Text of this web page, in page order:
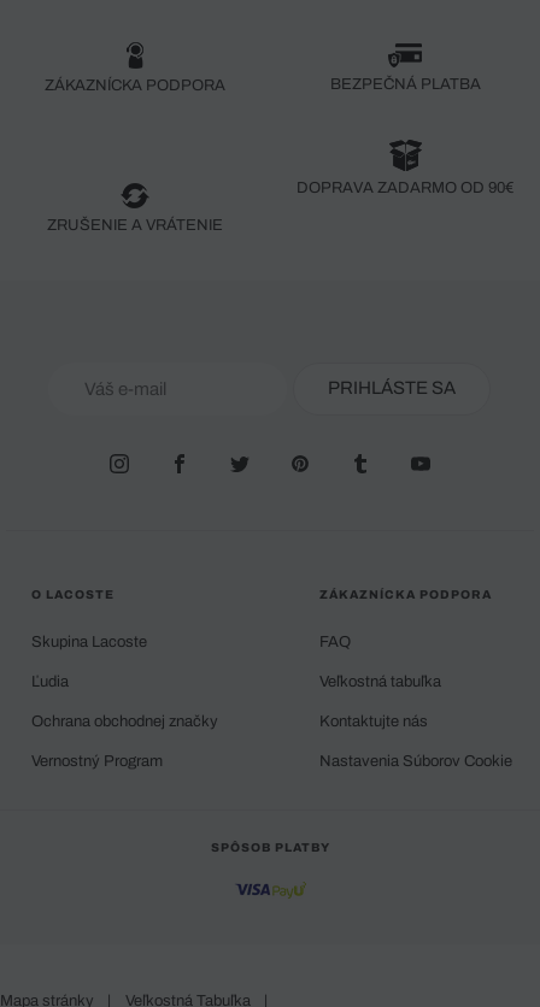
ZÁKAZNÍCKA PODPORA BEZPEČNÁ PLATBA
ZRUŠENIE A VRÁTENIE
DOPRAVA ZADARMO OD 90€
PRIHLÁSTE SA
O LACOSTE
Skupina Lacoste
Ľudia
Ochrana obchodnej značky
Vernostný Program
ZÁKAZNÍCKA PODPORA
FAQ
Veľkostná tabuľka
Kontaktujte nás
Nastavenia Súborov Cookie
SPÔSOB PLATBY
Mapa stránky | Veľkostná Tabuľka |